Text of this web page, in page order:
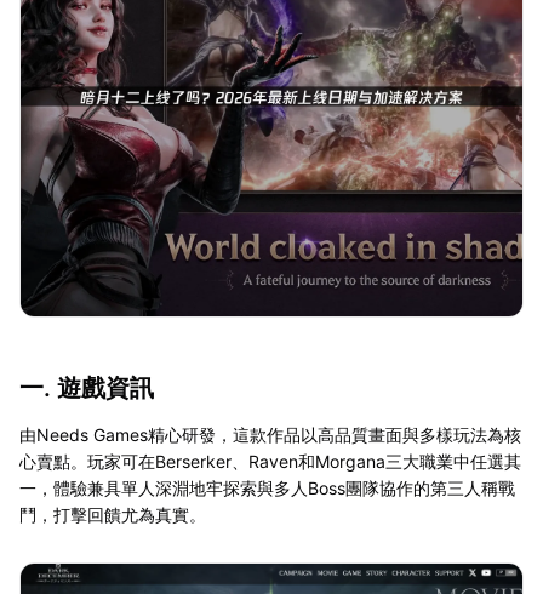
一. 遊戲資訊
由Needs Games精心研發，這款作品以高品質畫面與多樣玩法為核
心賣點。玩家可在Berserker、Raven和Morgana三大職業中任選其
一，體驗兼具單人深淵地牢探索與多人Boss團隊協作的第三人稱戰
鬥，打擊回饋尤為真實。